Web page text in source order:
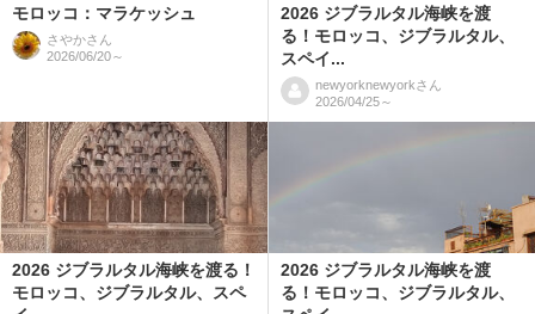
モロッコ：マラケッシュ
さやかさん
2026/06/20～
2026 ジブラルタル海峡を渡
る！モロッコ、ジブラルタル、
スペイ...
newyorknewyorkさん
2026/04/25～
2026 ジブラルタル海峡を渡る！
モロッコ、ジブラルタル、スペ
2026 ジブラルタル海峡を渡
る！モロッコ、ジブラルタル、